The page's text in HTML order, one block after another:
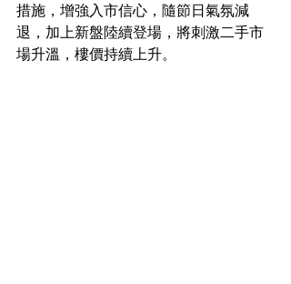
措施，增強入市信心，隨節日氣氛減
退，加上新盤陸續登場，將刺激二手市
場升溫，樓價持續上升。